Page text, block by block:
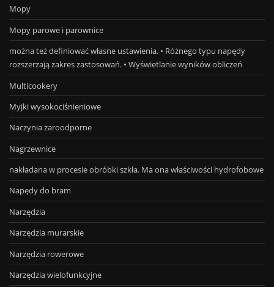
Mopy
Mopy parowe i parownice
można też definiować własne ustawienia. • Różnego typu napędy
rozszerzają zakres zastosowań. • Wyświetlanie wyników obliczeń
Multicookery
Myjki wysokociśnieniowe
Naczynia żaroodporne
Nagrzewnice
nakładana w procesie obróbki szkła. Ma ona właściwości hydrofobowe
Napędy do bram
Narzędzia
Narzędzia murarskie
Narzędzia rowerowe
Narzędzia wielofunkcyjne